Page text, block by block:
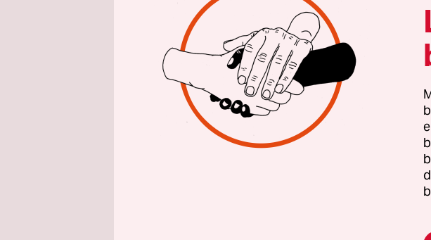
Marie-Luise Ebert:
Wir
Grenzen in Berlin
Ausgrenzung älterer
eine andere mit
Lärmbelästigung. Ein
Wohnen in Berlin – also
noch eine Wohnung leisten
sich mit der